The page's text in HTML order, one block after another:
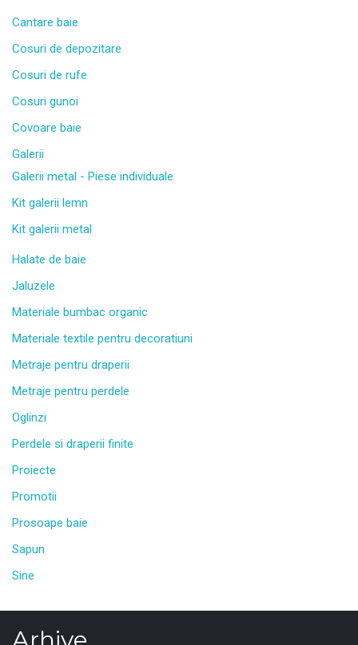
Cantare baie
Cosuri de depozitare
Cosuri de rufe
Cosuri gunoi
Covoare baie
Galerii
Galerii metal - Piese individuale
Kit galerii lemn
Kit galerii metal
Halate de baie
Jaluzele
Materiale bumbac organic
Materiale textile pentru decoratiuni
Metraje pentru draperii
Metraje pentru perdele
Oglinzi
Perdele si draperii finite
Proiecte
Promotii
Prosoape baie
Sapun
Sine